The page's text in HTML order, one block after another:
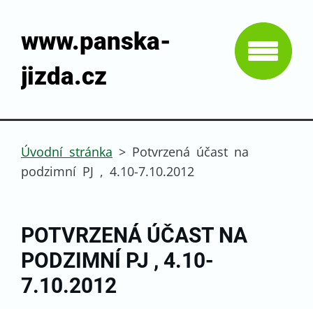
www.panska-
jizda.cz
Úvodní stránka > Potvrzená účast na
podzimní PJ , 4.10-7.10.2012
POTVRZENÁ ÚČAST NA
PODZIMNÍ PJ , 4.10-
7.10.2012